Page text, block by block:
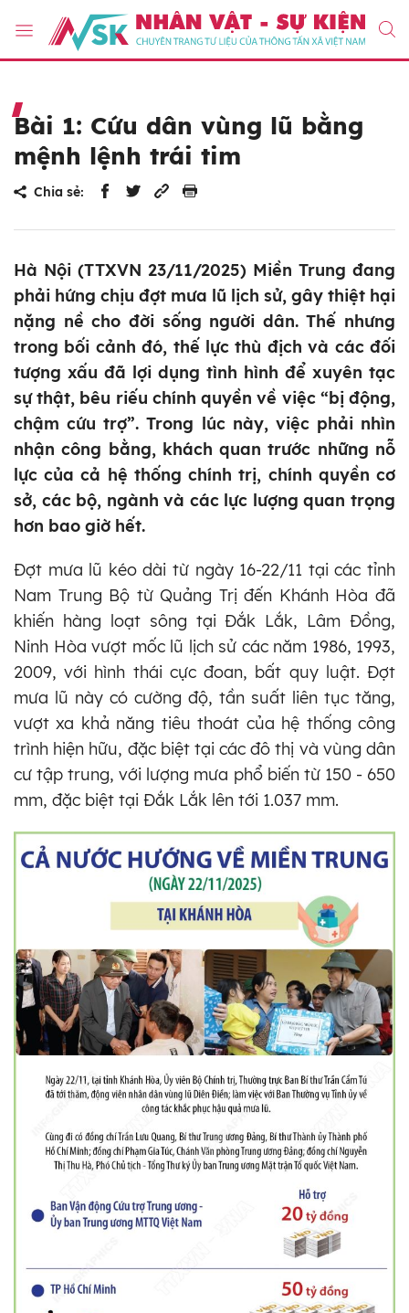
Bài 1: Cứu dân vùng lũ bằng
mệnh lệnh trái tim
Chia sẻ:
Hà Nội (TTXVN 23/11/2025) Miền Trung đang
phải hứng chịu đợt mưa lũ lịch sử, gây thiệt hại
nặng nề cho đời sống người dân. Thế nhưng
trong bối cảnh đó, thế lực thù địch và các đối
tượng xấu đã lợi dụng tình hình để xuyên tạc
sự thật, bêu riếu chính quyền về việc “bị động,
chậm cứu trợ”. Trong lúc này, việc phải nhìn
nhận công bằng, khách quan trước những nỗ
lực của cả hệ thống chính trị, chính quyền cơ
sở, các bộ, ngành và các lực lượng quan trọng
hơn bao giờ hết.
Đợt mưa lũ kéo dài từ ngày 16-22/11 tại các tỉnh
Nam Trung Bộ từ Quảng Trị đến Khánh Hòa đã
khiến hàng loạt sông tại Đắk Lắk, Lâm Đồng,
Ninh Hòa vượt mốc lũ lịch sử các năm 1986, 1993,
2009, với hình thái cực đoan, bất quy luật. Đợt
mưa lũ này có cường độ, tần suất liên tục tăng,
vượt xa khả năng tiêu thoát của hệ thống công
trình hiện hữu, đặc biệt tại các đô thị và vùng dân
cư tập trung, với lượng mưa phổ biến từ 150 - 650
mm, đặc biệt tại Đắk Lắk lên tới 1.037 mm.